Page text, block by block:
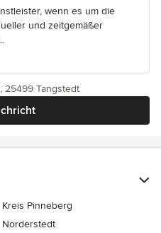
wenn es um die
und zeitgemäßer
25499 Tangstedt
Kreis Pinneberg
Norderstedt